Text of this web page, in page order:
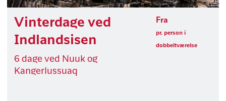
Vinterdage ved
Indlandsisen
6 dage ved Nuuk og
Kangerlussuaq
Fra
pr. person i
dobbeltværelse